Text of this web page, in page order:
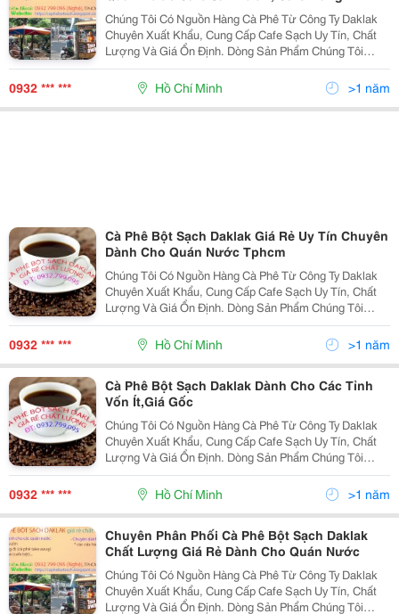
Chúng Tôi Có Nguồn Hàng Cà Phê Từ Công Ty Daklak
Chuyên Xuất Khẩu, Cung Cấp Cafe Sạch Uy Tín, Chất
Lượng Và Giá Ổn Định. Dòng Sản Phẩm Chúng Tôi
Hướng Tới Là Cà Phê Bột Sạch Nguyên Chất 100%
Không Hóa Chất, Không Chất Tạo Màu, Tạo Mùi; Cafe
Hạt Ran
0932 *** *** Hồ Chí Minh >1 năm
Cà Phê Bột Sạch Daklak Giá Rẻ Uy Tín Chuyên
Dành Cho Quán Nước Tphcm
Chúng Tôi Có Nguồn Hàng Cà Phê Từ Công Ty Daklak
Chuyên Xuất Khẩu, Cung Cấp Cafe Sạch Uy Tín, Chất
Lượng Và Giá Ổn Định. Dòng Sản Phẩm Chúng Tôi
Hướng Tới Là Cà Phê Bột Sạch Nguyên Chất 100%
Không Hóa Chất, Không Chất Tạo Màu, Tạo Mùi; Cafe
Hạt Ran
0932 *** *** Hồ Chí Minh >1 năm
Cà Phê Bột Sạch Daklak Dành Cho Các Tỉnh
Vốn Ít,Giá Gốc
Chúng Tôi Có Nguồn Hàng Cà Phê Từ Công Ty Daklak
Chuyên Xuất Khẩu, Cung Cấp Cafe Sạch Uy Tín, Chất
Lượng Và Giá Ổn Định. Dòng Sản Phẩm Chúng Tôi
Hướng Tới Là Cà Phê Bột Sạch Nguyên Chất 100%
Không Hóa Chất, Không Chất Tạo Màu, Tạo Mùi; Cafe
Hạt Ran
0932 *** *** Hồ Chí Minh >1 năm
Chuyên Phân Phối Cà Phê Bột Sạch Daklak
Chất Lượng Giá Rẻ Dành Cho Quán Nước
Chúng Tôi Có Nguồn Hàng Cà Phê Từ Công Ty Daklak
Chuyên Xuất Khẩu, Cung Cấp Cafe Sạch Uy Tín, Chất
Lượng Và Giá Ổn Định. Dòng Sản Phẩm Chúng Tôi